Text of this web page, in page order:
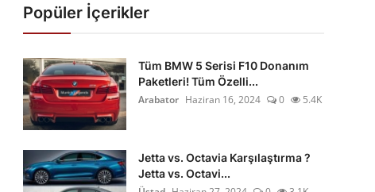
Popüler İçerikler
Tüm BMW 5 Serisi F10 Donanım
Paketleri! Tüm Özelli...
Arabator Haziran 16, 2024 0 5.4K
Jetta vs. Octavia Karşılaştırma ?
Jetta vs. Octavi...